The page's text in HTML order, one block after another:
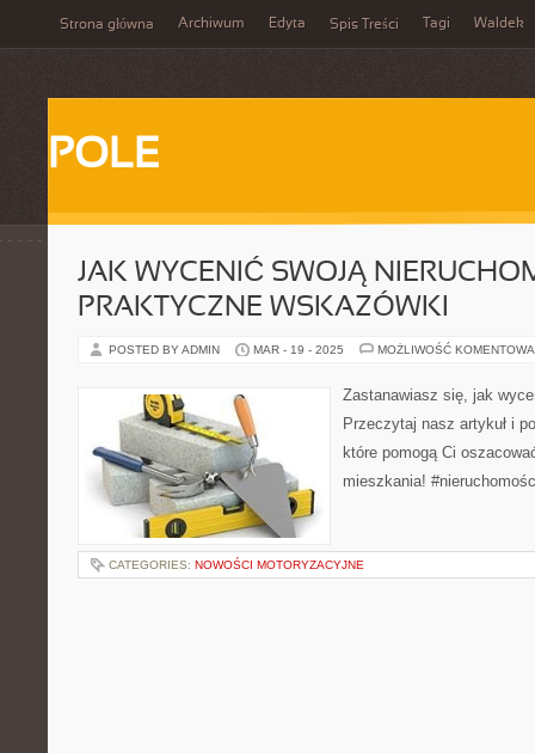
Strona główna Archiwum Edyta Spis Treści Tagi Waldek
POLE
JAK WYCENIĆ SWOJĄ
PRAKTYCZNE WSKAZÓWKI
POSTED BY ADMIN MAR - 19 - 2025 MOŻLIWOŚĆ
Zastanawiasz się, jak
Przeczytaj nasz artykuł i
które pomogą Ci
mieszkania!
CATEGORIES: NOWOŚCI MOTORYZACYJNE